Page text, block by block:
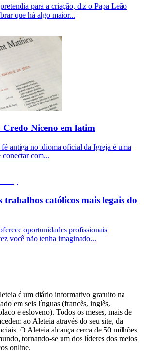
para a criação, diz o Papa Leão
que há algo maior...
Credo Niceno em latim
fé antiga no idioma oficial da Igreja é uma
conectar com...
trabalhos católicos mais legais do
oportunidades profissionais
você não tenha imaginado...
é um diário informativo gratuito na
em seis línguas (francês, inglês,
e esloveno). Todos os meses, mais de
ao Aleteia através do seu site, da
O Aleteia alcança cerca de 50 milhões
tornando-se um dos líderes dos meios
online.